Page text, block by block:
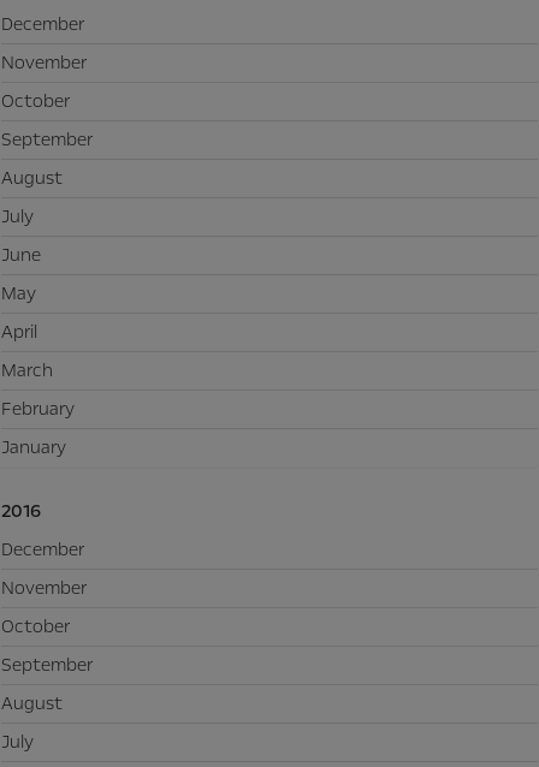
December
November
October
September
August
July
June
May
April
March
February
January
2016
December
November
October
September
August
July